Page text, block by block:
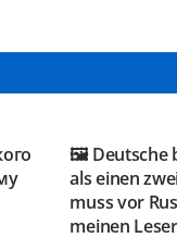
TELEGRAM
🖼 Deutsche
als einen
muss vor
meinen